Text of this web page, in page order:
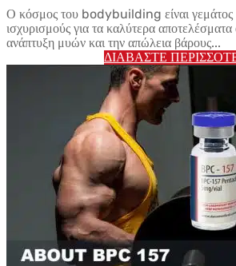
Ο κόσμος του bodybuilding είναι γεμάτος
ισχυρισμούς για τα καλύτερα
ανάπτυξη μυών και την απώλεια βάρους...
ΔΙΑΒΆΣΤΕ